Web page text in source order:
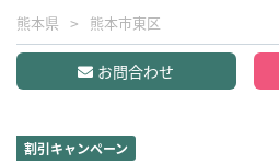
熊本県 熊本市東区
お問合わせ
割引キャンペーン